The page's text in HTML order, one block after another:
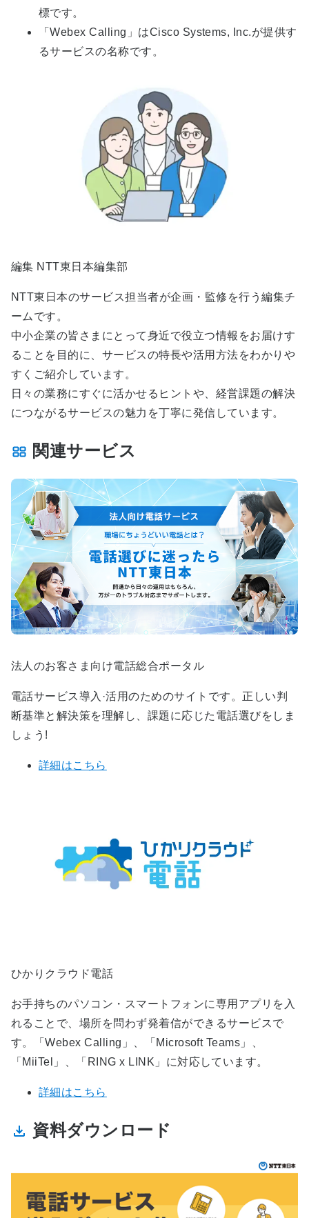
標です。
「Webex Calling」はCisco Systems, Inc.が提供す
るサービスの名称です。
編集 NTT東日本編集部
NTT東日本のサービス担当者が企画・監修を行う編集チ
ームです。
中小企業の皆さまにとって身近で役立つ情報をお届けす
ることを目的に、サービスの特長や活用方法をわかりや
すくご紹介しています。
日々の業務にすぐに活かせるヒントや、経営課題の解決
につながるサービスの魅力を丁寧に発信しています。
関連サービス
法人のお客さま向け電話総合ポータル
電話サービス導入·活用のためのサイトです。正しい判
断基準と解決策を理解し、課題に応じた電話選びをしま
しょう!
詳細はこちら
ひかりクラウド電話
お手持ちのパソコン・スマートフォンに専用アプリを入
れることで、場所を問わず発着信ができるサービスで
す。「Webex Calling」、「Microsoft Teams」、
「MiiTel」、「RING x LINK」に対応しています。
詳細はこちら
資料ダウンロード